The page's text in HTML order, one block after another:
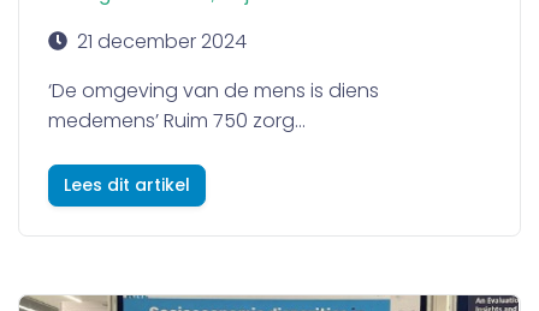
21 december 2024
‘De omgeving van de mens is diens
medemens’ Ruim 750 zorg...
Lees dit artikel